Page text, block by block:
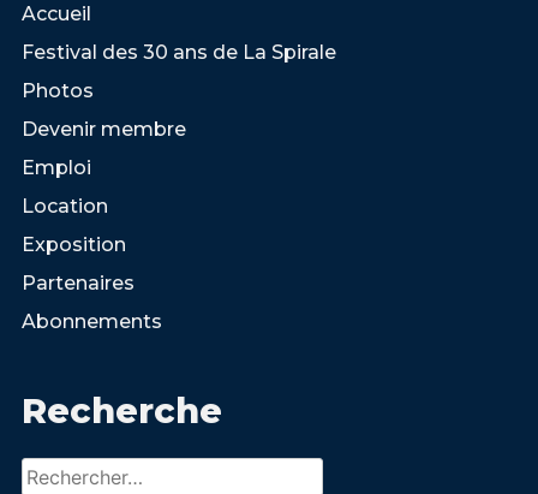
Accueil
Festival des 30 ans de La Spirale
Photos
Devenir membre
Emploi
Location
Exposition
Partenaires
Abonnements
Recherche
Rechercher :